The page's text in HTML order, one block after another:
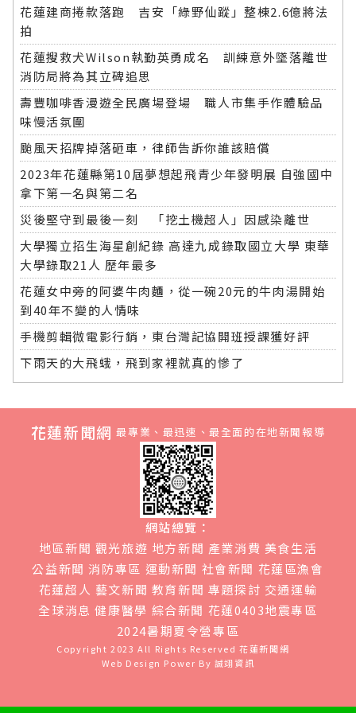
花蓮建商捲款落跑 吉安「綠野仙蹤」整棟2.6億將法
拍
花蓮搜救犬Wilson執勤英勇成名 訓練意外墜落離世
消防局將為其立碑追思
壽豐咖啡香漫遊全民廣場登場 職人市集手作體驗品
味慢活氛圍
颱風天招牌掉落砸車，律師告訴你誰該賠償
2023年花蓮縣第10屆夢想起飛青少年發明展 自強國中
拿下第一名與第二名
災後堅守到最後一刻 「挖土機超人」因感染離世
大學獨立招生海星創紀錄 高達九成錄取國立大學 東華
大學錄取21人 歷年最多
花蓮女中旁的阿婆牛肉麵，從一碗20元的牛肉湯開始
到40年不變的人情味
手機剪輯微電影行銷，東台灣記協開班授課獲好評
下雨天的大飛蛾，飛到家裡就真的慘了
花蓮新聞網 最專業、最迅速、最全面的在地新聞報導
網站總覽：
地區新聞 觀光旅遊 地方新聞 產業消費 美食生活
公益新聞 消防專區 運動新聞 社會新聞 花蓮區漁會
花蓮超人 藝文新聞 教育新聞 專題探討 交通運輸
全球消息 健康醫學 綜合新聞 花蓮0403地震專區
2024暑期夏令營專區
Copyright 2023 All Rights Reserved花蓮新聞網
Web Design Power By 誠翊資訊